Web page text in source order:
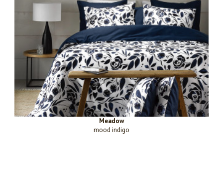
Meadow
mood indigo